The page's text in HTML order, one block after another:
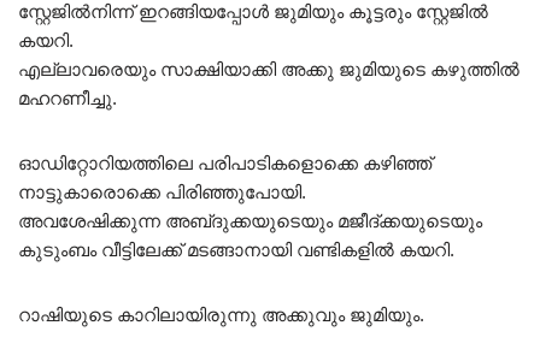
സ്റ്റേജിൽനിന്ന് ഇറങ്ങിയപ്പോൾ ജുമിയും കൂട്ടരും സ്റ്റേജിൽ
കയറി.
എല്ലാവരെയും സാക്ഷിയാക്കി അക്കു ജുമിയുടെ കഴുത്തിൽ
മഹറണീച്ചു.
ഓഡിറ്റോറിയത്തിലെ പരിപാടികളൊക്കെ കഴിഞ്ഞ്
നാട്ടുകാരൊക്കെ പിരിഞ്ഞുപോയി.
അവശേഷിക്കുന്ന അബ്‌ദുക്കയുടെയും മജീദ്ക്കയുടെയും
കുടുംബം വീട്ടിലേക്ക് മടങ്ങാനായി വണ്ടികളിൽ കയറി.
റാഷിയുടെ കാറിലായിരുന്നു അക്കുവും ജുമിയും.